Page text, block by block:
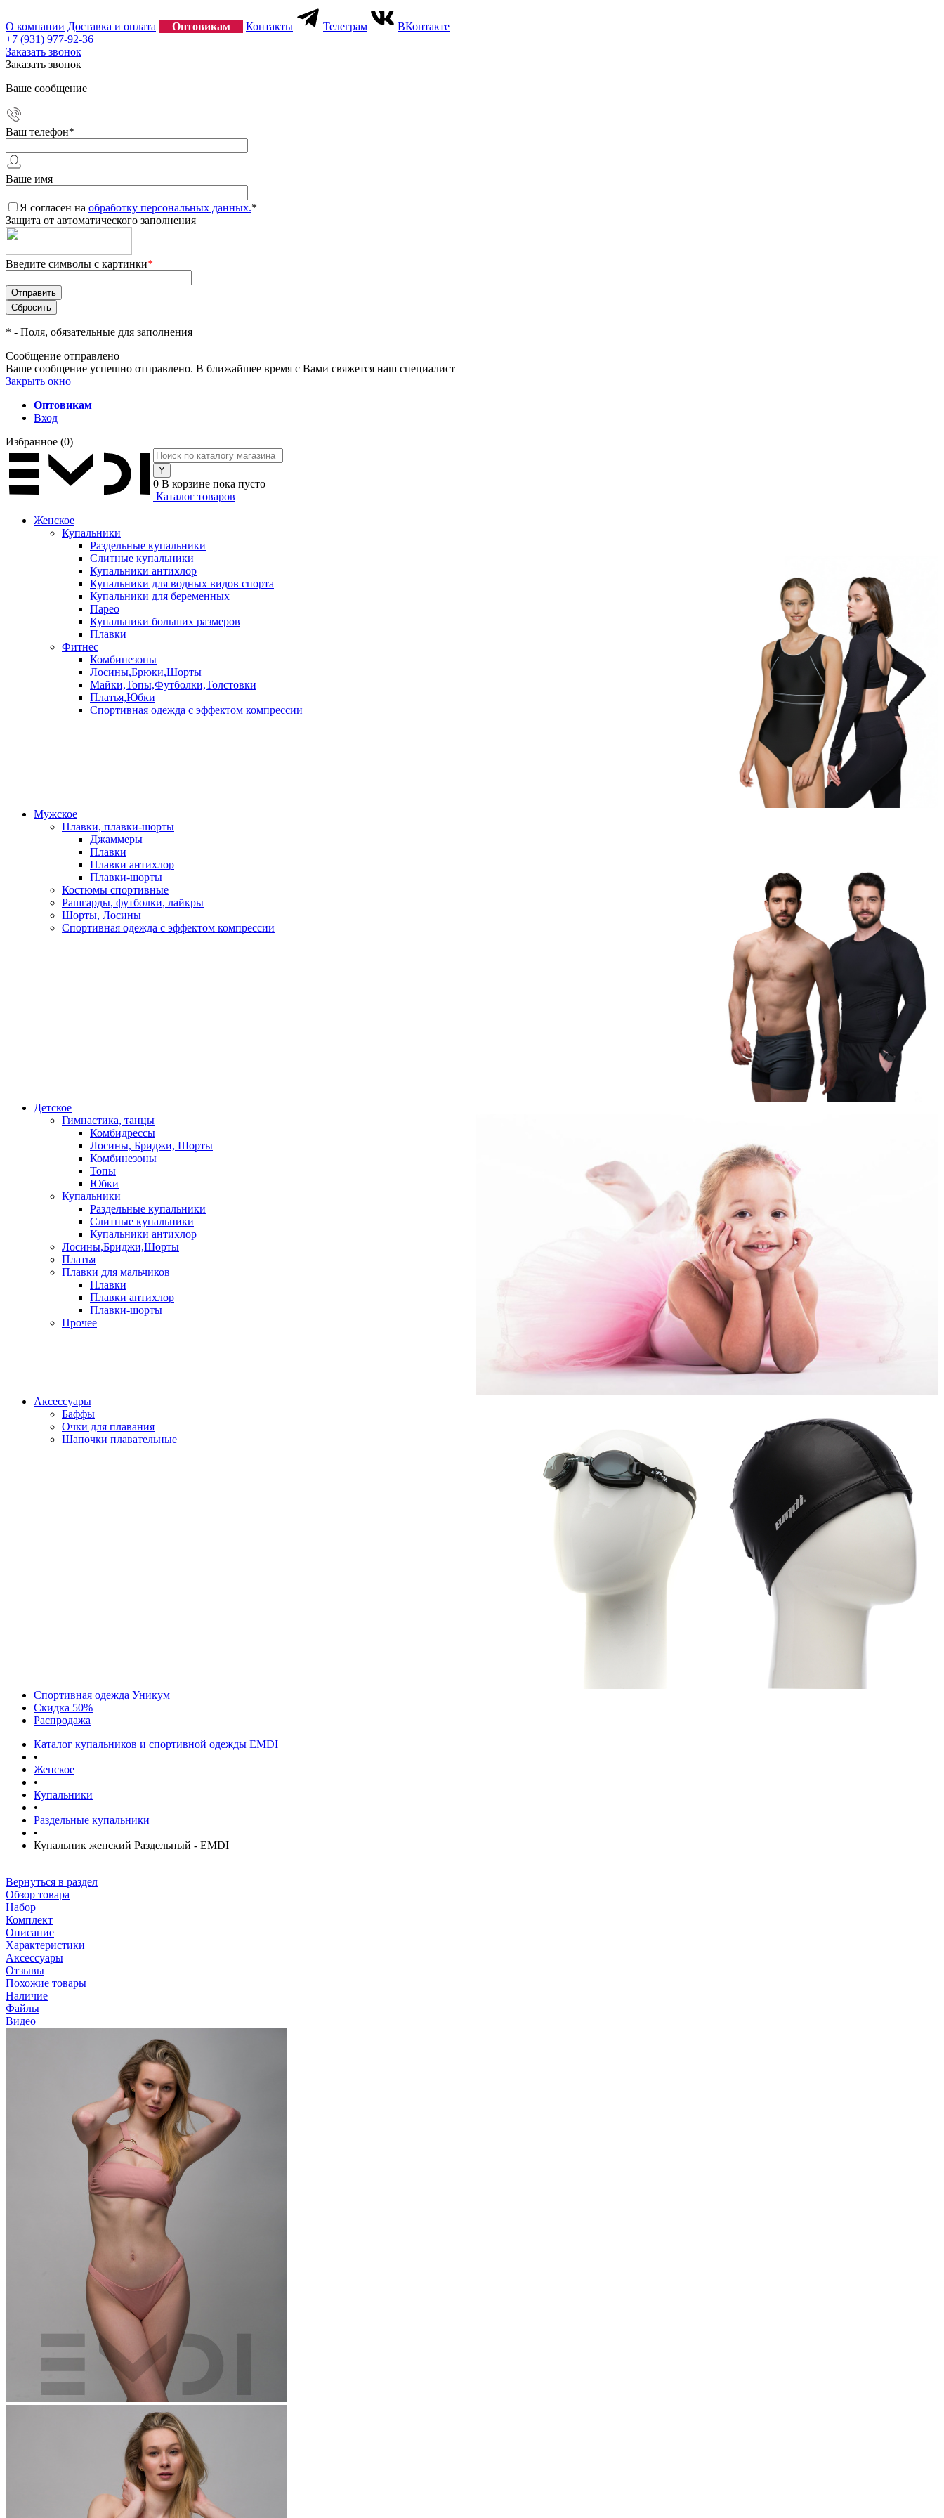
О компании Доставка и оплата Оптовикам Контакты Телеграм
ВКонтакте
+7 (931) 977-92-36
Заказать звонок
Заказать звонок
Ваше сообщение
Ваш телефон*
Ваше имя
Я согласен на обработку персональных данных.*
Защита от автоматического заполнения
Введите символы с картинки*
* - Поля, обязательные для заполнения
Сообщение отправлено
Ваше сообщение успешно отправлено. В ближайшее время с Вами свяжется наш специалист
Закрыть окно
Оптовикам
Вход
Избранное (0)
0 В корзине пока пусто
Каталог товаров
Женское
Купальники
Раздельные купальники
Слитные купальники
Купальники антихлор
Купальники для водных видов спорта
Купальники для беременных
Парео
Купальники больших размеров
Плавки
Фитнес
Комбинезоны
Лосины,Брюки,Шорты
Майки,Топы,Футболки,Толстовки
Платья,Юбки
Спортивная одежда с эффектом компрессии
Мужское
Плавки, плавки-шорты
Джаммеры
Плавки
Плавки антихлор
Плавки-шорты
Костюмы спортивные
Рашгарды, футболки, лайкры
Шорты, Лосины
Спортивная одежда с эффектом компрессии
Детское
Гимнастика, танцы
Комбидрессы
Лосины, Бриджи, Шорты
Комбинезоны
Топы
Юбки
Купальники
Раздельные купальники
Слитные купальники
Купальники антихлор
Лосины,Бриджи,Шорты
Платья
Плавки для мальчиков
Плавки
Плавки антихлор
Плавки-шорты
Прочее
Аксессуары
Баффы
Очки для плавания
Шапочки плавательные
Спортивная одежда Уникум
Скидка 50%
Распродажа
Каталог купальников и спортивной одежды EMDI
•
Женское
•
Купальники
•
Раздельные купальники
•
Купальник женский Раздельный - EMDI
Вернуться в раздел
Обзор товара
Набор
Комплект
Описание
Характеристики
Аксессуары
Отзывы
Похожие товары
Наличие
Файлы
Видео